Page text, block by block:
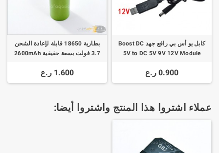
كابل يو أس بي رافع جهد Boost DC
5V to DC 5V 9V 12V Module
0.900 ر.ع
بطارية 18650 قابلة لإعادة الشحن
3.7 فولت بسعة حقيقية 2600mAh
1.600 ر.ع
عملاء اشتروا هذا المنتج واشتروا أيضا: